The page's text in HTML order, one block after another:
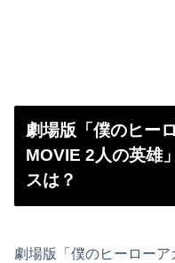
劇場版「僕のヒー
MOVIE 2人の英雄
スは？
劇場版「僕のヒーロー